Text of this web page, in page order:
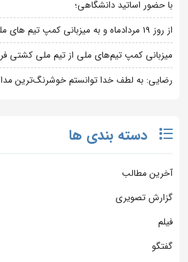
با حضور اساتید دانشگاهی؛
از روز 19 مردادماه و به میزبانی کمپ تیم های ملی؛
میزبانی کمپ تیم‌های ملی از تیم ملی کشتی
رضایی: به لطف خدا توانستم خوشرنگ‌ترین
دسته بندی ها
آخرین مطالب
گزارش تصویری
فیلم
گفتگو